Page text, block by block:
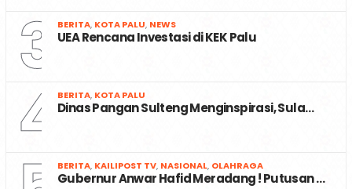
3 BERITA, KOTA PALU, NEWS
UEA Rencana Investasi di KEK Palu
4 BERITA, KOTA PALU
Dinas Pangan Sulteng Menginspirasi, Sula…
BERITA, KAILIPOST TV, NASIONAL, OLAHRAGA
Gubernur Anwar Hafid Meradang ! Putusan …